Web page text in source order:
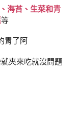
海苔、生菜和青
等
胃了阿
夾來吃就沒問題